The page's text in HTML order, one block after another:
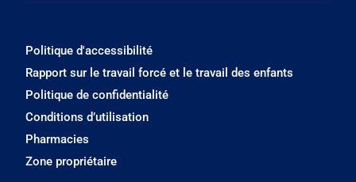
Politique d'accessibilité
Rapport sur le travail forcé et le travail des enfants
Politique de confidentialité
Conditions d’utilisation
Pharmacies
Zone propriétaire